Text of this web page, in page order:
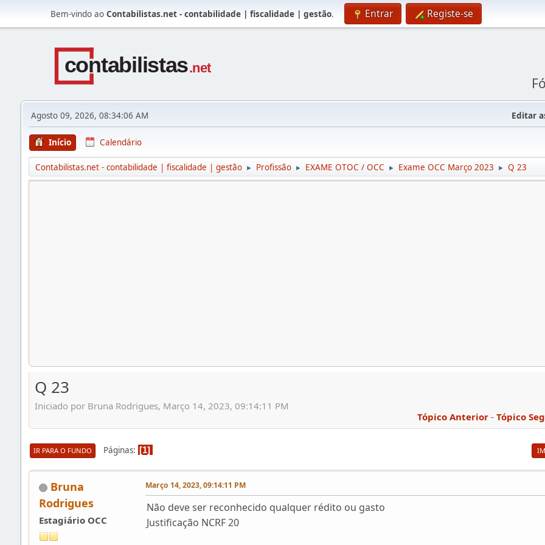
Bem-vindo ao Contabilistas.net - contabilidade | fiscalidade | gestão. Entrar Registe-se
Agosto 09, 2026, 08:34:06 AM Editar
Início Calendário
Contabilistas.net - contabilidade | fiscalidade | gestão ► Profissão ► EXAME OTOC / OCC ► Exame OCC Março 2023 ► Q 23
Q 23
Iniciado por Bruna Rodrigues, Março 14, 2023, 09:14:11 PM
Tópico Anterior -Tópico
IR PARA O FUNDO Páginas 1
Bruna
Rodrigues
Estagiário OCC
Março 14, 2023, 09:14:11 PM
Não deve ser reconhecido qualquer rédito ou gasto
Justificação NCRF 20